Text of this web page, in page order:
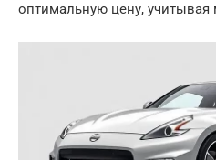
оптимальную цену,